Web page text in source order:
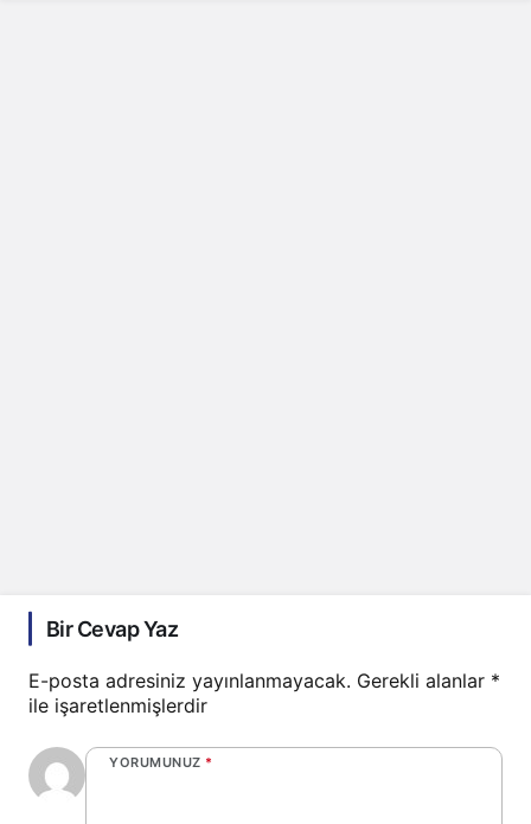
Bir Cevap Yaz
E-posta adresiniz yayınlanmayacak. Gerekli alanlar *
ile işaretlenmişlerdir
YORUMUNUZ *